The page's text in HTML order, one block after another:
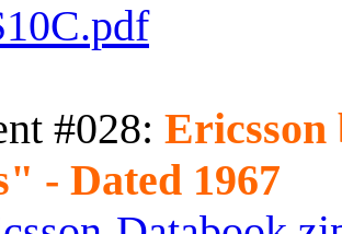
#028:
- Dated 1967